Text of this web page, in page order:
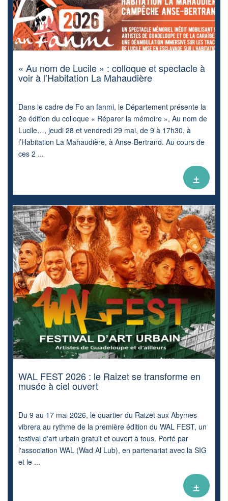
« Au nom de Lucile » : colloque et spectacle à
voir à l’Habitation La Mahaudière
Dans le cadre de Fo an fanmi, le Département présente la
2e édition du colloque « Réparer la mémoire », Au nom de
Lucile…, jeudi 28 et vendredi 29 mai, de 9 à 17h30, à
l’Habitation La Mahaudière, à Anse-Bertrand. Au cours de
ces 2 ...
+
WAL FEST 2026 : le Raizet se transforme en
musée à ciel ouvert
Du 9 au 17 mai 2026, le quartier du Raizet aux Abymes
vibrera au rythme de la première édition du WAL FEST, un
festival d'art urbain gratuit et ouvert à tous. Porté par
l'association WAL (Wad Al Lub), en partenariat avec la SIG
et le ...
+